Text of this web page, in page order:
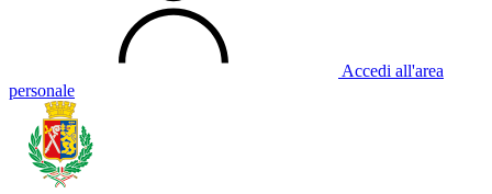
Accedi all'area
personale